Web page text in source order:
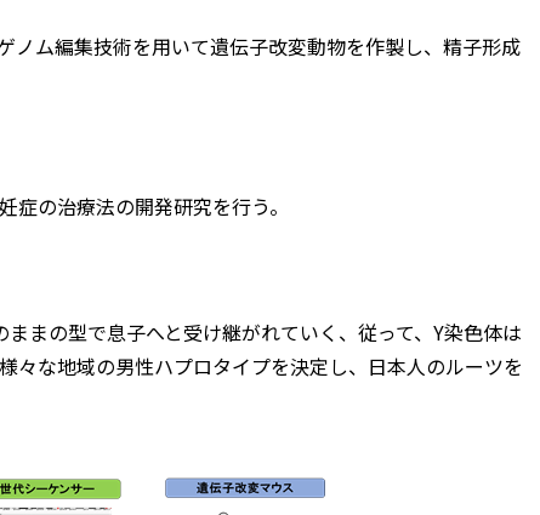
ノム編集技術を用いて遺伝子改変動物を作製し、精子形成
の治療法の開発研究を行う。
まの型で息子へと受け継がれていく、従って、Y染色体は
々な地域の男性ハプロタイプを決定し、日本人のルーツを